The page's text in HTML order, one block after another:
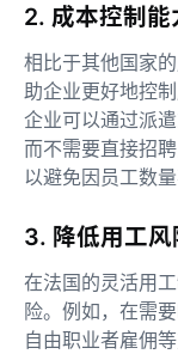
2. 成本控制能
相比于其他国家
助企业更好地控
企业可以通过派
而不需要直接招
以避免因员工数
3. 降低用工风
在法国的灵活用
险。例如，在需
自由职业者雇佣